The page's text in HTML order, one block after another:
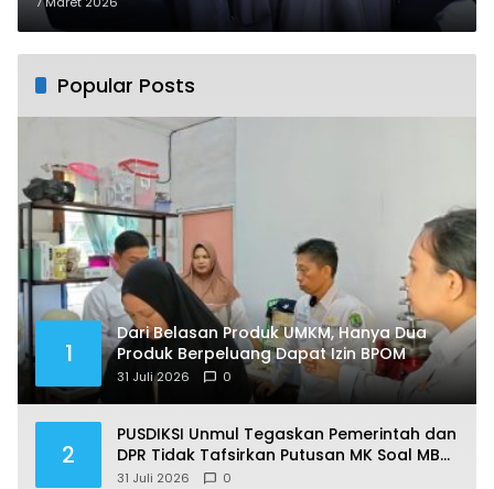
Popular Posts
1
Dari Belasan Produk UMKM, Hanya Dua
Produk Berpeluang Dapat Izin BPOM
31 Juli 2026 0
2
PUSDIKSI Unmul Tegaskan Pemerintah dan
DPR Tidak Tafsirkan Putusan MK Soal MBG
Sesuka Hati
31 Juli 2026 0